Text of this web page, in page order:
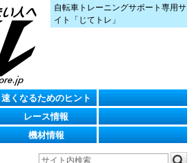
自転車トレーニングサポート専用サ
イト「じてトレ」
速くなるためのヒント
レース情報
機材情報